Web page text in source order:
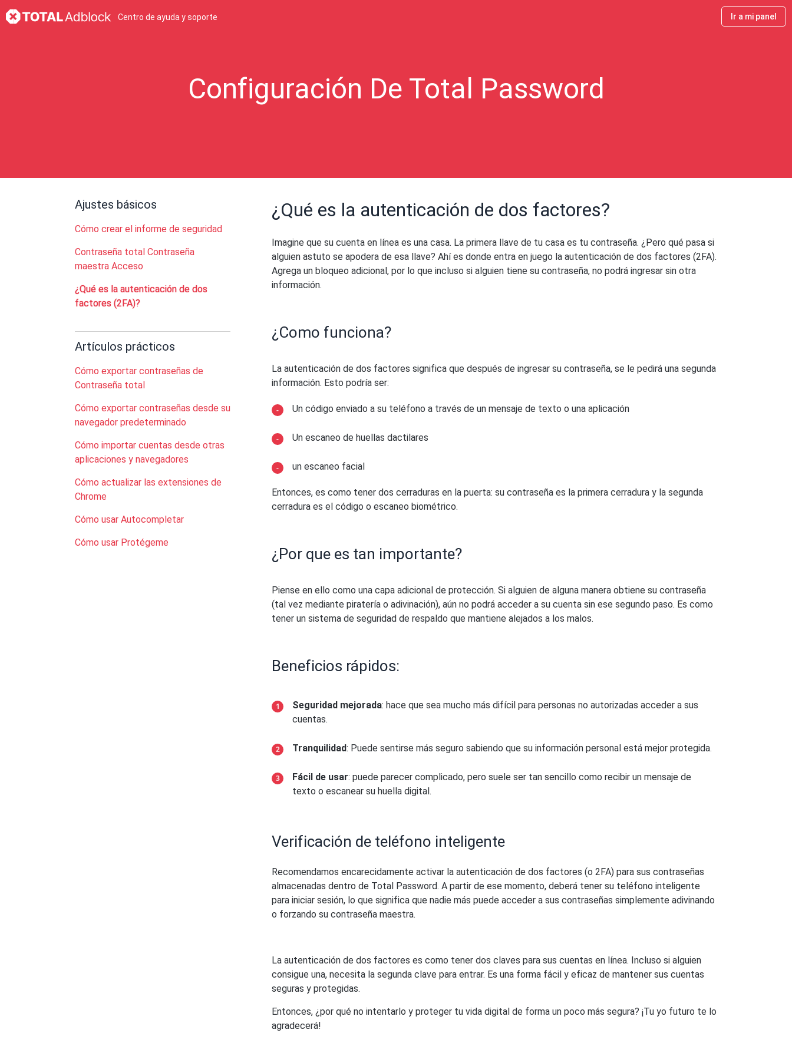
Centro de ayuda y soporte Ir a mi panel
Configuración De Total Password
Ajustes básicos
Cómo crear el informe de seguridad
Contraseña total Contraseña
maestra Acceso
¿Qué es la autenticación de dos
factores (2FA)?
Artículos prácticos
Cómo exportar contraseñas de
Contraseña total
Cómo exportar contraseñas desde su
navegador predeterminado
Cómo importar cuentas desde otras
aplicaciones y navegadores
Cómo actualizar las extensiones de
Chrome
Cómo usar Autocompletar
Cómo usar Protégeme
¿Qué es la autenticación de dos factores?
Imagine que su cuenta en línea es una casa. La primera llave de tu casa es tu contraseña. ¿Pero qué pasa si
alguien astuto se apodera de esa llave? Ahí es donde entra en juego la autenticación de dos factores (2FA).
Agrega un bloqueo adicional, por lo que incluso si alguien tiene su contraseña, no podrá ingresar sin otra
información.
¿Como funciona?
La autenticación de dos factores significa que después de ingresar su contraseña, se le pedirá una segunda
información. Esto podría ser:
Un código enviado a su teléfono a través de un mensaje de texto o una aplicación
Un escaneo de huellas dactilares
un escaneo facial
Entonces, es como tener dos cerraduras en la puerta: su contraseña es la primera cerradura y la segunda
cerradura es el código o escaneo biométrico.
¿Por que es tan importante?
Piense en ello como una capa adicional de protección. Si alguien de alguna manera obtiene su contraseña
(tal vez mediante piratería o adivinación), aún no podrá acceder a su cuenta sin ese segundo paso. Es como
tener un sistema de seguridad de respaldo que mantiene alejados a los malos.
Beneficios rápidos:
Seguridad mejorada: hace que sea mucho más difícil para personas no autorizadas acceder a sus
cuentas.
Tranquilidad: Puede sentirse más seguro sabiendo que su información personal está mejor protegida.
Fácil de usar: puede parecer complicado, pero suele ser tan sencillo como recibir un mensaje de
texto o escanear su huella digital.
Verificación de teléfono inteligente
Recomendamos encarecidamente activar la autenticación de dos factores (o 2FA) para sus contraseñas
almacenadas dentro de Total Password. A partir de ese momento, deberá tener su teléfono inteligente
para iniciar sesión, lo que significa que nadie más puede acceder a sus contraseñas simplemente adivinando
o forzando su contraseña maestra.
La autenticación de dos factores es como tener dos claves para sus cuentas en línea. Incluso si alguien
consigue una, necesita la segunda clave para entrar. Es una forma fácil y eficaz de mantener sus cuentas
seguras y protegidas.
Entonces, ¿por qué no intentarlo y proteger tu vida digital de forma un poco más segura? ¡Tu yo futuro te lo
agradecerá!